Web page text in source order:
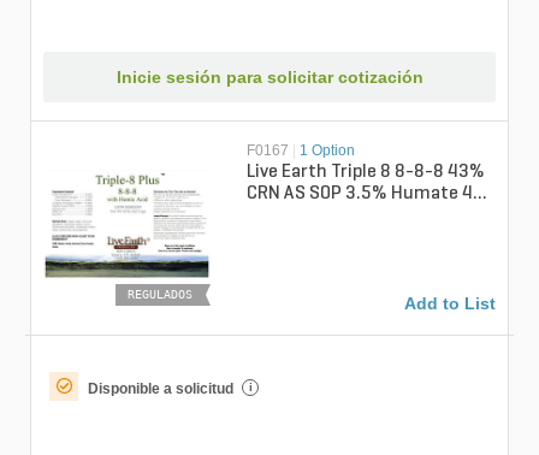
Inicie sesión para solicitar cotización
REGULADOS
F0167 | 1 Option
Live Earth Triple 8 8-8-8 43%
CRN AS SOP 3.5% Humate 4%
Add to List
Disponible a solicitud i